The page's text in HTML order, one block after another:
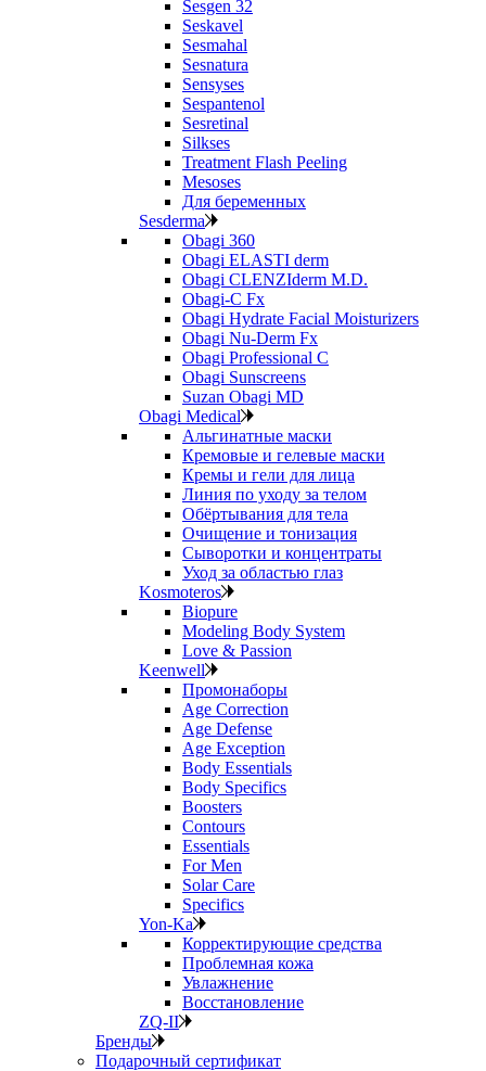
Sesgen 32
Seskavel
Sesmahal
Sesnatura
Sensyses
Sespantenol
Sesretinal
Silkses
Treatment Flash Peeling
Mesoses
Для беременных
Sesderma
Obagi 360
Obagi ELASTI derm
Obagi CLENZIderm M.D.
Obagi-C Fx
Obagi Hydrate Facial Moisturizers
Obagi Nu-Derm Fx
Obagi Professional C
Obagi Sunscreens
Suzan Obagi MD
Obagi Medical
Альгинатные маски
Кремовые и гелевые маски
Кремы и гели для лица
Линия по уходу за телом
Обёртывания для тела
Очищение и тонизация
Сыворотки и концентраты
Уход за областью глаз
Kosmoteros
Biopure
Modeling Body System
Love & Passion
Keenwell
Промонаборы
Age Correction
Age Defense
Age Exception
Body Essentials
Body Specifics
Boosters
Contours
Essentials
For Men
Solar Care
Specifics
Yon-Ka
Корректирующие средства
Проблемная кожа
Увлажнение
Восстановление
ZQ-II
Бренды
Подарочный сертификат